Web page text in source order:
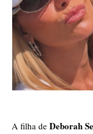
A filha de Deborah